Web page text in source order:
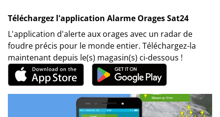
Téléchargez l'application Alarme Orages Sat24
L'application d'alerte aux orages avec un radar de
foudre précis pour le monde entier. Téléchargez-la
maintenant depuis le(s) magasin(s) ci-dessous !